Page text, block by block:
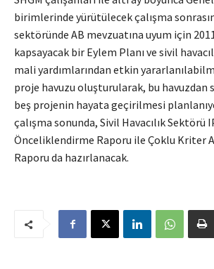
birimlerinde yürütülecek çalışma
sektöründe AB mevzuatına uyum için
kapsayacak bir Eylem Planı ve sivil
mali yardımlarından etkin
proje havuzu oluşturularak, bu havuzdan
beş projenin hayata geçirilmesi
çalışma sonunda, Sivil Havacılık Sektörü
Önceliklendirme Raporu ile Çoklu Kriter
Raporu da hazırlanacak.